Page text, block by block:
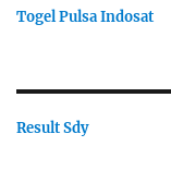
Togel Pulsa Indosat
Result Sdy